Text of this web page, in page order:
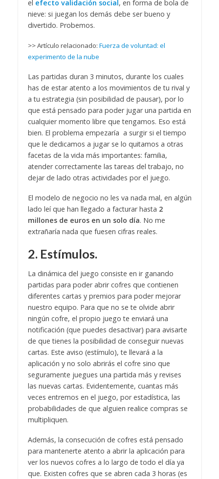
el efecto validación social , en forma de bola de
nieve: si juegan los demás debe ser bueno y
divertido. Probemos.
>> Artículo relacionado: Fuerza de voluntad: el
experimento de la nube
Las partidas duran 3 minutos, durante los cuales
has de estar atento a los movimientos de tu rival y
a tu estrategia (sin posibilidad de pausar), por lo
que está pensado para poder jugar una partida en
cualquier momento libre que tengamos. Eso está
bien. El problema empezaría a surgir si el tiempo
que le dedicamos a jugar se lo quitamos a otras
facetas de la vida más importantes: familia,
atender correctamente las tareas del trabajo, no
dejar de lado otras actividades por el juego.
El modelo de negocio no les va nada mal, en algún
lado leí que han llegado a facturar hasta 2
millones de euros en un solo día. No me
extrañaría nada que fuesen cifras reales.
2. Estímulos.
La dinámica del juego consiste en ir ganando
partidas para poder abrir cofres que contienen
diferentes cartas y premios para poder mejorar
nuestro equipo. Para que no se te olvide abrir
ningún cofre, el propio juego te enviará una
notificación (que puedes desactivar) para avisarte
de que tienes la posibilidad de conseguir nuevas
cartas. Este aviso (estímulo), te llevará a la
aplicación y no solo abrirás el cofre sino que
seguramente juegues una partida más y revises
las nuevas cartas. Evidentemente, cuantas más
veces entremos en el juego, por estadística, las
probabilidades de que alguien realice compras se
multipliquen.
Además, la consecución de cofres está pensado
para mantenerte atento a abrir la aplicación para
ver los nuevos cofres a lo largo de todo el día ya
que. Existen cofres que se abren cada 3 horas (es